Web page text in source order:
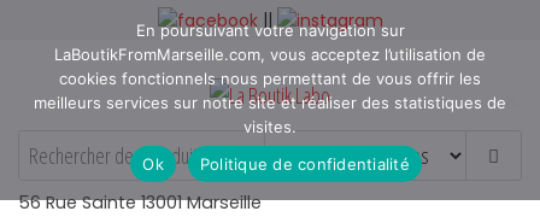
||
La Boutik Labo
La boutique de denicheur
de talents à Marseille en
Provence
56 Rue Sainte 13001 Marseille
En poursuivant votre navigation sur
LaBoutikFromMarseille.com, vous acceptez l’utilisation de
cookies fonctionnels nous permettant de vous offrir les
meilleurs services sur notre site et réaliser des statistiques de
visites.
Ok
Politique de confidentialité